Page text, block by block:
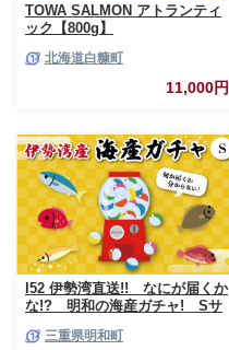
TOWA SALMON アトランティ
ック【800g】
北海道白糠町
11,000円
I52 伊勢湾直送!! なにが届くか
な!? 明和の海産ガチャ! Sサ
三重県明和町